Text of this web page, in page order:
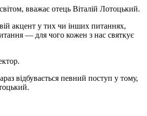
вважає отець Віталій Лотоцький.
акцент у тих чи інших питаннях,
— для чого кожен з нас святкує
відбувається певний поступ у тому,